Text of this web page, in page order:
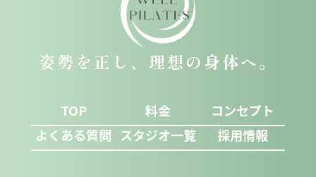
姿勢を正し、理想の身体へ。
TOP 料金
コンセプト
よくある質問 スタジオ一覧 採用情報